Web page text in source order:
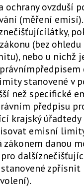
ochrany ovzduší
(měření
(bez ohledu
nebo u nichž
stanovené v
než specifické
předpisu
krajský úřadtedy
emisní
zákonem danou
zpřísnit